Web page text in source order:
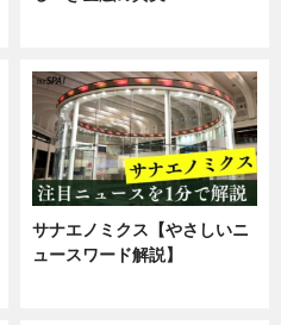
サナエノミクス【やさしいニ
ュースワード解説】